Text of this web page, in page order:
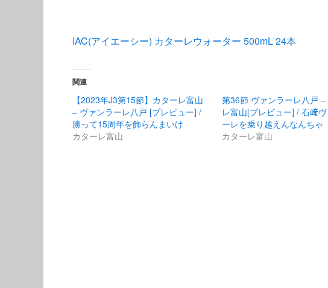
IAC(アイエーシー) カターレウォーター 500mL 24本
関連
【2023年J3第15節】カターレ富山
– ヴァンラーレ八戸 [プレビュー] /
勝って15周年を飾らんまいけ
カターレ富山
第36節 ヴァンラーレ八戸 –
レ富山[プレビュー] / 石﨑
ーレを乗り越えんなんちゃ
カターレ富山